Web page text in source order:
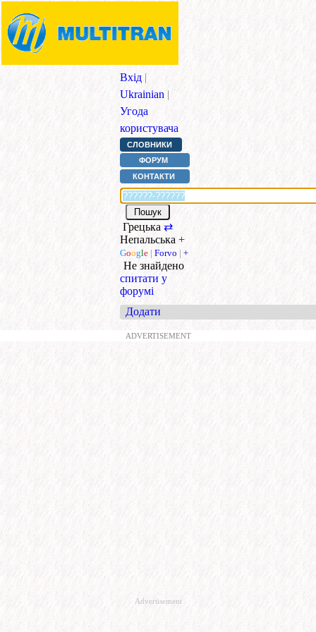
Вхід |
Ukrainian |
Угода
користувача
СЛОВНИКИ
ФОРУМ
КОНТАКТИ
Грецька ⇄
Непальська +
Google | Forvo | +
Не знайдено
спитати у
форумі
Додати
ADVERTISEMENT
Advertisement